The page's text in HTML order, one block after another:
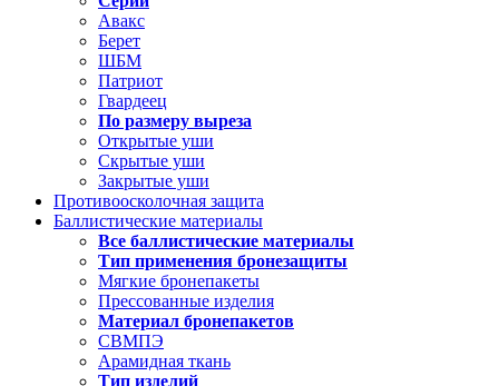
Авакс
Берет
ШБМ
Патриот
Гвардеец
По размеру выреза
Открытые уши
Скрытые уши
Закрытые уши
Противоосколочная защита
Баллистические материалы
Все баллистические материалы
Тип применения бронезащиты
Мягкие бронепакеты
Прессованные изделия
Материал бронепакетов
СВМПЭ
Арамидная ткань
Тип изделий